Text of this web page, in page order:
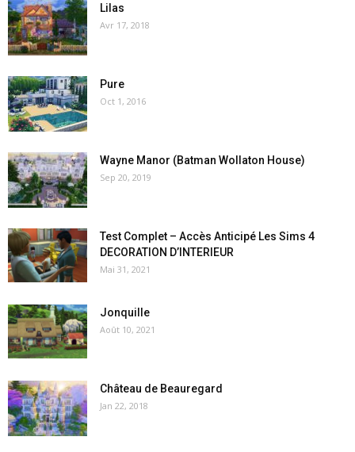
Lilas
Avr 17, 2018
Pure
Oct 1, 2016
Wayne Manor (Batman Wollaton House)
Sep 20, 2019
Test Complet – Accès Anticipé Les Sims 4
DECORATION D’INTERIEUR
Mai 31, 2021
Jonquille
Août 10, 2021
Château de Beauregard
Jan 22, 2018